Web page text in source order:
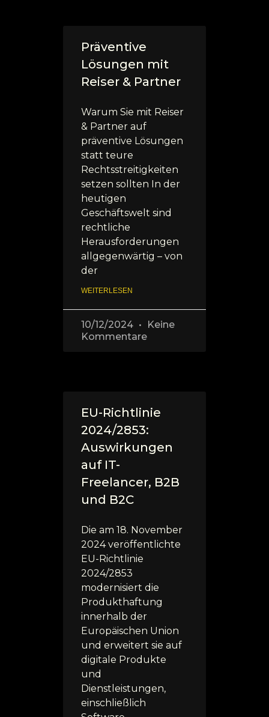
Präventive
Lösungen mit
Reiser & Partner
Warum Sie mit Reiser
& Partner auf
präventive Lösungen
statt teure
Rechtsstreitigkeiten
setzen sollten In der
heutigen
Geschäftswelt sind
rechtliche
Herausforderungen
allgegenwärtig – von
der
WEITERLESEN
10/12/2024
Keine
Kommentare
EU-Richtlinie
2024/2853:
Auswirkungen
auf IT-
Freelancer, B2B
und B2C
Die am 18. November
2024 veröffentlichte
EU-Richtlinie
2024/2853
modernisiert die
Produkthaftung
innerhalb der
Europäischen Union
und erweitert sie auf
digitale Produkte
und
Dienstleistungen,
einschließlich